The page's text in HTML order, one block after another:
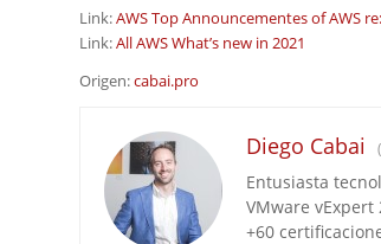
Link:AWS Top Announcementes of AWS
Link:All AWS What’s new in 2021
Origen:cabai.pro
Diego Cabai (
Entusiasta
VMware
+60